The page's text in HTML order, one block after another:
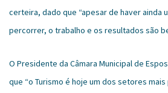
certeira, dado que “apesar de haver ainda
percorrer, o trabalho e os resultados são
O Presidente da Câmara Municipal de
que “o Turismo é hoje um dos setores